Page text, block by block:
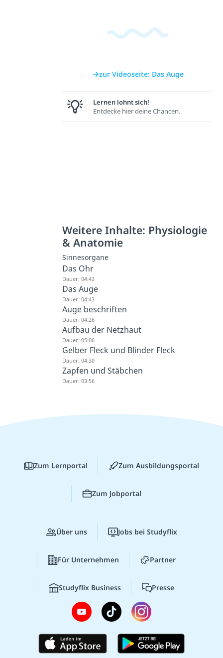
zur Videoseite: Das Auge
Lernen lohnt sich!
Entdecke hier deine Chancen.
Weitere Inhalte: Physiologie
& Anatomie
Sinnesorgane
Das Ohr
Dauer: 04:43
Das Auge
Dauer: 04:43
Auge beschriften
Dauer: 04:26
Aufbau der Netzhaut
Dauer: 05:06
Gelber Fleck und Blinder Fleck
Dauer: 04:30
Zapfen und Stäbchen
Dauer: 03:56
Zum Lernportal Zum Ausbildungsportal
Zum Jobportal
Über uns Jobs bei Studyflix
Für Unternehmen Partner
Studyflix Business Presse